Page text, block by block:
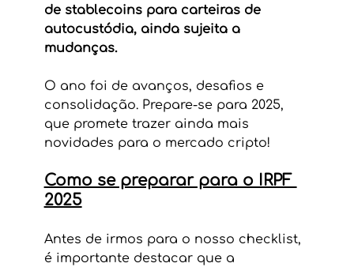
de stablecoins para carteiras de
autocustódia, ainda sujeita a
mudanças.
O ano foi de avanços, desafios e
consolidação. Prepare-se para 2025,
que promete trazer ainda mais
novidades para o mercado cripto!
Como se preparar para o IRPF
2025
Antes de irmos para o nosso checklist,
é importante destacar que a